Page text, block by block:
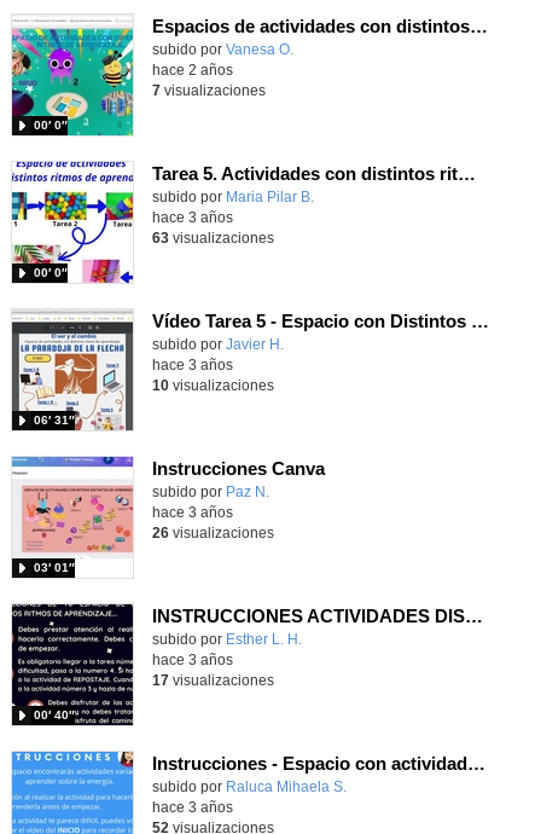
Espacios de actividades con distintos ritmos de aprendizaje.
Contenido educativo.
subido por Vanesa O.
00′ 0″
hace 2 años
7visualizaciones
Tarea 5. Actividades con distintos ritmos de aprendizaje
Contenido educativo.
subido por Maria Pilar B.
00′ 0″
hace 3 años
63visualizaciones
Vídeo Tarea 5 - Espacio con Distintos Ritmos de Aprendizaje
Contenido educativo.
subido por Javier H.
06′ 31″
hace 3 años
10visualizaciones
Instrucciones Canva
Contenido educativo.
subido por Paz N.
03′ 01″
hace 3 años
26visualizaciones
INSTRUCCIONES ACTIVIDADES DISTINTOS RITMOS DE APRENDIZAJE
Contenido educativo.
subido por Esther L. H.
00′ 40″
hace 3 años
17visualizaciones
Instrucciones - Espacio con actividades de distintos ritmos de aprendizaje
Contenido educativo.
subido por Raluca Mihaela S.
hace 3 años
52 visualizaciones